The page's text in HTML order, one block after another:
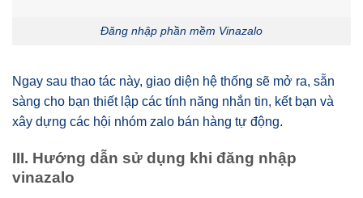
Đăng nhập phần mềm Vinazalo
Ngay sau thao tác này, giao diện hệ thống sẽ mở ra, sẵn
sàng cho bạn thiết lập các tính năng nhắn tin, kết bạn và
xây dựng các hội nhóm zalo bán hàng tự động.
III. Hướng dẫn sử dụng khi đăng nhập
vinazalo